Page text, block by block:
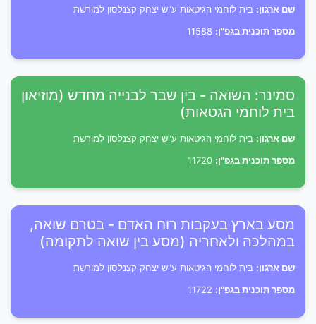
שם ארגון: בית לוחמי הגיטאות ע"ש יצחק קצנלסון למורשת
מספר תוכנית בגפ"ן:
סמינר: השואה - בין שבר לבנייה מחדש (מוזיאון
בית לוחמי הגטאות)
שם ארגון: בית לוחמי הגיטאות ע"ש יצחק קצנלסון למורשת
מספר תוכנית בגפ"ן:
מסע בארץ בעקבות רוח האדם - בטרם שואה,
במהלכה ולאחריה (מסע בין שואה לתקומה)
שם ארגון: בית לוחמי הגיטאות ע"ש יצחק קצנלסון למורשת
מספר תוכנית בגפ"ן: